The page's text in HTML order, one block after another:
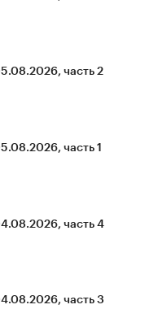
часть 2
часть 1
часть 4
часть 3